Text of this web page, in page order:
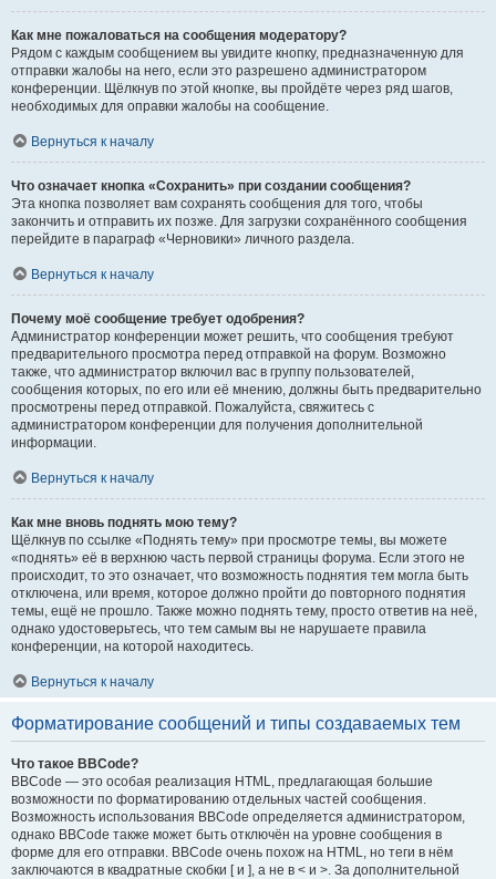
Как мне пожаловаться на сообщения модератору?
Рядом с каждым сообщением вы увидите кнопку, предназначенную для
отправки жалобы на него, если это разрешено администратором
конференции. Щёлкнув по этой кнопке, вы пройдёте через ряд шагов,
необходимых для оправки жалобы на сообщение.
Вернуться к началу
Что означает кнопка «Сохранить» при создании сообщения?
Эта кнопка позволяет вам сохранять сообщения для того, чтобы
закончить и отправить их позже. Для загрузки сохранённого сообщения
перейдите в параграф «Черновики» личного раздела.
Вернуться к началу
Почему моё сообщение требует одобрения?
Администратор конференции может решить, что сообщения требуют
предварительного просмотра перед отправкой на форум. Возможно
также, что администратор включил вас в группу пользователей,
сообщения которых, по его или её мнению, должны быть предварительно
просмотрены перед отправкой. Пожалуйста, свяжитесь с
администратором конференции для получения дополнительной
информации.
Вернуться к началу
Как мне вновь поднять мою тему?
Щёлкнув по ссылке «Поднять тему» при просмотре темы, вы можете
«поднять» её в верхнюю часть первой страницы форума. Если этого не
происходит, то это означает, что возможность поднятия тем могла быть
отключена, или время, которое должно пройти до повторного поднятия
темы, ещё не прошло. Также можно поднять тему, просто ответив на неё,
однако удостоверьтесь, что тем самым вы не нарушаете правила
конференции, на которой находитесь.
Вернуться к началу
Форматирование сообщений и типы создаваемых тем
Что такое BBCode?
BBCode — это особая реализация HTML, предлагающая большие
возможности по форматированию отдельных частей сообщения.
Возможность использования BBCode определяется администратором,
однако BBCode также может быть отключён на уровне сообщения в
форме для его отправки. BBCode очень похож на HTML, но теги в нём
заключаются в квадратные скобки [ и ], а не в < и >. За дополнительной